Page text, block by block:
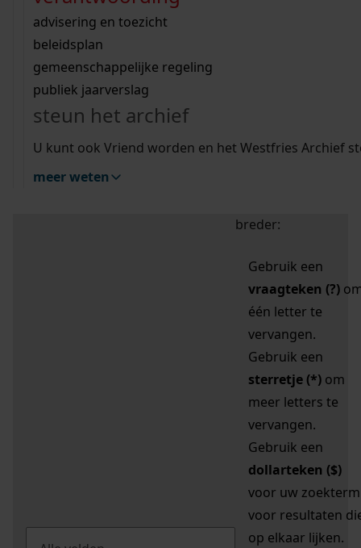
bouwvergunningen
omgevingsvergunningen
vergunningen
beeld en geluid
uitleg nodig?
Wij helpen u op weg met een aantal zoektips.
bekijk alle zoektips
Wij helpen u op weg met een aantal zoektips.
bekijk alle zoektips
bekijk ons geschiedenislokaal
advisering en toezicht
beleidsplan
gemeenschappelijke regeling
publiek jaarverslag
steun het archief
U kunt ook Vriend worden en het Westfries Archief
meer weten
zoektips
Mijn Studiezaal (inloggen)
uw zoekopdracht te
breder:
Gebruik een
vraagteken (?)
één letter te
vervangen.
Gebruik een
sterretje (*) om
meer letters te
vervangen.
Gebruik een
dollarteken ($)
voor uw zoekterm
voor resultaten
op elkaar lijken.